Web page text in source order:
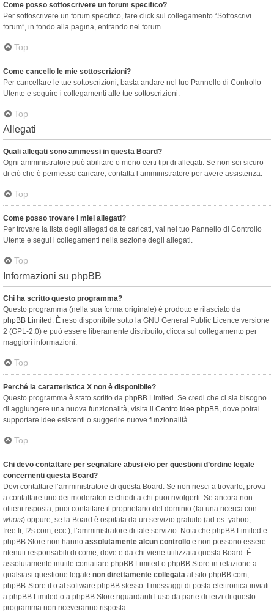
Come posso sottoscrivere un forum specifico?
Per sottoscrivere un forum specifico, fare click sul collegamento “Sottoscrivi
forum”, in fondo alla pagina, entrando nel forum.
Top
Come cancello le mie sottoscrizioni?
Per cancellare le tue sottoscrizioni, basta andare nel tuo Pannello di Controllo
Utente e seguire i collegamenti alle tue sottoscrizioni.
Top
Allegati
Quali allegati sono ammessi in questa Board?
Ogni amministratore può abilitare o meno certi tipi di allegati. Se non sei sicuro
di ciò che è permesso caricare, contatta l’amministratore per avere assistenza.
Top
Come posso trovare i miei allegati?
Per trovare la lista degli allegati da te caricati, vai nel tuo Pannello di Controllo
Utente e segui i collegamenti nella sezione degli allegati.
Top
Informazioni su phpBB
Chi ha scritto questo programma?
Questo programma (nella sua forma originale) è prodotto e rilasciato da
phpBB Limited . È reso disponibile sotto la GNU General Public Licence versione
2 (GPL-2.0) e può essere liberamente distribuito; clicca sul collegamento per
maggiori informazioni.
Top
Perché la caratteristica X non è disponibile?
Questo programma è stato scritto da phpBB Limited. Se credi che ci sia bisogno
di aggiungere una nuova funzionalità, visita il Centro Idee phpBB, dove potrai
supportare idee esistenti o suggerire nuove funzionalità.
Top
Chi devo contattare per segnalare abusi e/o per questioni d’ordine legale
concernenti questa Board?
Devi contattare l’amministratore di questa Board. Se non riesci a trovarlo, prova
a contattare uno dei moderatori e chiedi a chi puoi rivolgerti. Se ancora non
ottieni risposta, puoi contattare il proprietario del dominio (fai una ricerca con
whois) oppure, se la Board è ospitata da un servizio gratuito (ad es. yahoo,
free.fr, f2s.com, ecc.), l’amministratore di tale servizio. Nota che phpBB Limited e
phpBB Store non hanno assolutamente alcun controllo e non possono essere
ritenuti responsabili di come, dove e da chi viene utilizzata questa Board. È
assolutamente inutile contattare phpBB Limited o phpBB Store in relazione a
qualsiasi questione legale non direttamente collegata al sito phpBB.com,
phpBB-Store.it o al software phpBB stesso. I messaggi di posta elettronica inviati
a phpBB Limited o a phpBB Store riguardanti l’uso da parte di terzi di questo
programma non riceveranno risposta.